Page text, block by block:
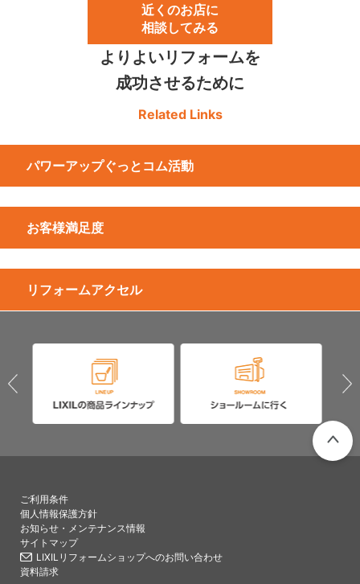
近くのお店に
相談してみる
よりよいリフォームを
成功させるために
Related Links
パワーアップぐっとコム活動
お客様満足度
リフォームアクセル
ご利用条件
個人情報保護方針
お知らせ・メンテナンス情報
サイトマップ
LIXILリフォームショップへのお問い合わせ
資料請求